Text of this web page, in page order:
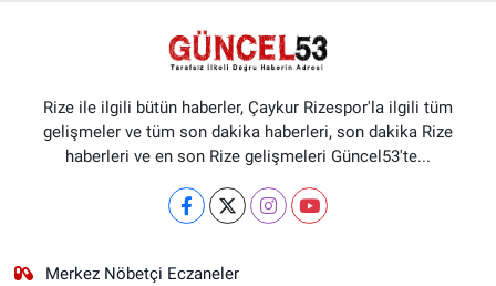
Rize ile ilgili bütün haberler, Çaykur Rizespor'la ilgili tüm
gelişmeler ve tüm son dakika haberleri, son dakika Rize
haberleri ve en son Rize gelişmeleri Güncel53'te...
Merkez Nöbetçi Eczaneler